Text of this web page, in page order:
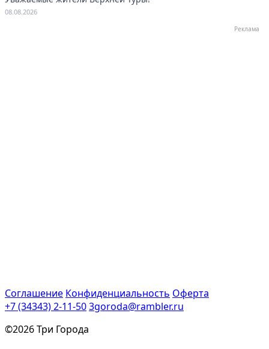
08.08.2026
Реклама
Соглашение Конфиденциальность Оферта
+7 (34343) 2-11-503goroda@rambler.ru
©2026 Три Города